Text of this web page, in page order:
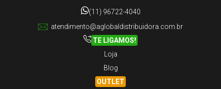
(11) 96722-4040
atendimento@aglobaldistribuidora.com.br
TE LIGAMOS!
Loja
Blog
OUTLET